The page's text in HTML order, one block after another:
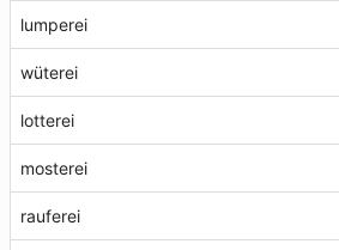
lumperei
wüterei
lotterei
mosterei
rauferei